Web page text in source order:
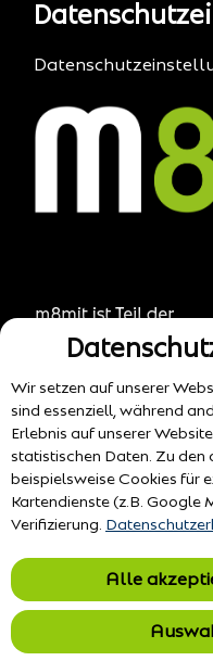
Wir setzen auf unserer
sind essenziell, während
Erlebnis auf unserer
statistischen Daten. Zu
beispielsweise Cookies für
Kartendienste (z.B. Google
Verifizierung.
Alle